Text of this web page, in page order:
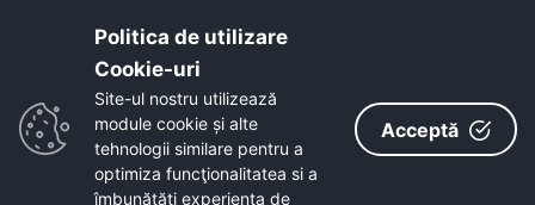
Administrația publică locală informatizată, calitativă și accesibilă
Copyright © 2026 - Primăria Municipiului Petroșani
Politica de utilizare
Cookie-uri‎
Site-ul nostru utilizează
module cookie și alte
tehnologii similare pentru a
optimiza funcţionalitatea si a
îmbunătăţi experienţa de
Acceptă